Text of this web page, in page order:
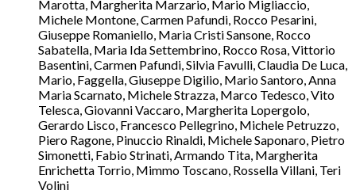
Marotta, Margherita Marzario, Mario Migliaccio,
Michele Montone, Carmen Pafundi, Rocco Pesarini,
Giuseppe Romaniello, Maria Cristi Sansone, Rocco
Sabatella, Maria Ida Settembrino, Rocco Rosa, Vittorio
Basentini, Carmen Pafundi, Silvia Favulli, Claudia De Luca,
Mario, Faggella, Giuseppe Digilio, Mario Santoro, Anna
Maria Scarnato, Michele Strazza, Marco Tedesco, Vito
Telesca, Giovanni Vaccaro, Margherita Lopergolo,
Gerardo Lisco, Francesco Pellegrino, Michele Petruzzo,
Piero Ragone, Pinuccio Rinaldi, Michele Saponaro, Pietro
Simonetti, Fabio Strinati, Armando Tita, Margherita
Enrichetta Torrio, Mimmo Toscano, Rossella Villani, Teri
Volini